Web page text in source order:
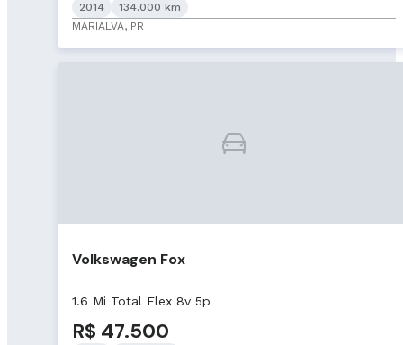
2014
134.000 km
MARIALVA, PR
Volkswagen Fox
1.6 Mi Total Flex 8v 5p
R$ 47.500